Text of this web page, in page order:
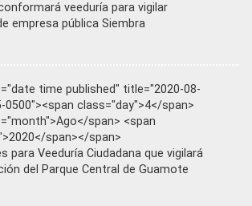
veeduría para vigilar
empresa pública Siembra
time published" title="2020-08-
0500"><span class="day">4</span>
span> <span
span></span>
para Veeduría Ciudadana que vigilará
del Parque Central de Guamote